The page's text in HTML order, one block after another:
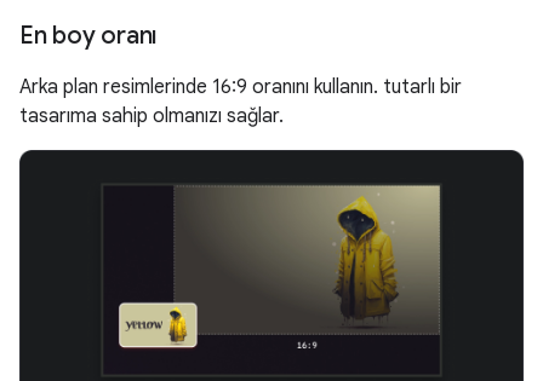
En boy oranı
Arka plan resimlerinde 16:9 oranını kullanın. tutarlı bir
tasarıma sahip olmanızı sağlar.